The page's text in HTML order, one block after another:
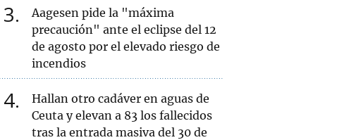
3
Aagesen pide la "máxima
precaución" ante el eclipse del 12
de agosto por el elevado riesgo de
incendios
4
Hallan otro cadáver en aguas de
Ceuta y elevan a 83 los fallecidos
tras la entrada masiva del 30 de